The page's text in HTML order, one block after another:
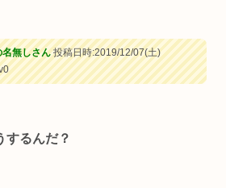
無しさん投稿日時:2019/12/07(土)
するんだ？